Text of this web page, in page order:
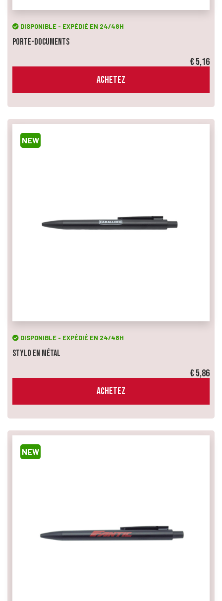
DISPONIBLE - EXPÉDIÉ EN 24/48H
Porte-documents
€ 5,16
ACHETEZ
NEW
DISPONIBLE - EXPÉDIÉ EN 24/48H
Stylo en Métal
€ 5,86
ACHETEZ
NEW